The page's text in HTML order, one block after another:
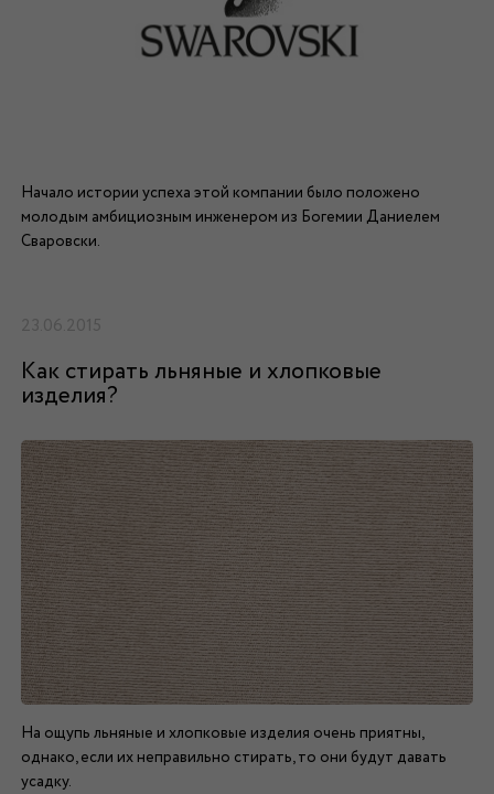
Начало истории успеха этой компании было положено
молодым амбициозным инженером из Богемии Даниелем
Сваровски.
23.06.2015
Как стирать льняные и хлопковые
изделия?
На ощупь льняные и хлопковые изделия очень приятны,
однако, если их неправильно стирать, то они будут давать
усадку.